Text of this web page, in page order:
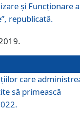
şi Funcționare
republicată.
care
să primească